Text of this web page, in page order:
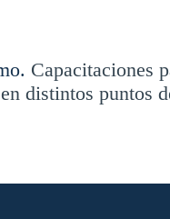
Capacitaciones
distintos puntos